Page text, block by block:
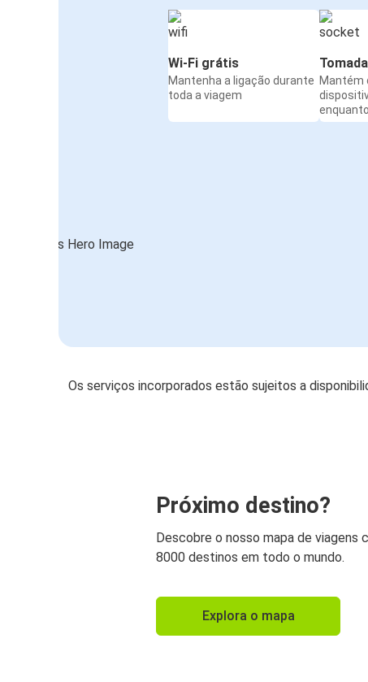
Wi-Fi grátis
Mantenha a ligação durante
toda a viagem
Mantém
Os serviços incorporados estão sujeitos a
Próximo destino?
Descobre o nosso mapa de viagens
8000 destinos em todo o mundo.
Explora o mapa